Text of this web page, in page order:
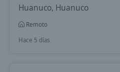
Huanuco, Huanuco
Remoto
Hace 5 días